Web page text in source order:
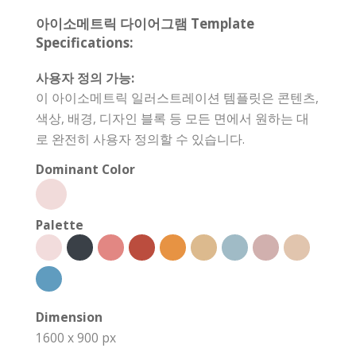
아이소메트릭 다이어그램 Template
Specifications:
사용자 정의 가능:
이 아이소메트릭 일러스트레이션 템플릿은 콘텐츠,
색상, 배경, 디자인 블록 등 모든 면에서 원하는 대
로 완전히 사용자 정의할 수 있습니다.
Dominant Color
Palette
Dimension
1600 x 900 px